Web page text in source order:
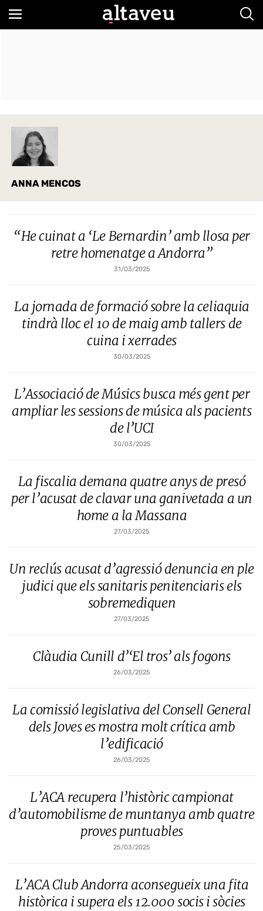
ANNA MENCOS
“He cuinat a ‘Le Bernardin’ amb llosa per
retre homenatge a Andorra”
31/03/2025
La jornada de formació sobre la celiaquia
tindrà lloc el 10 de maig amb tallers de
cuina i xerrades
30/03/2025
L’Associació de Músics busca més gent per
ampliar les sessions de música als pacients
de l’UCI
30/03/2025
La fiscalia demana quatre anys de presó
per l’acusat de clavar una ganivetada a un
home a la Massana
27/03/2025
Un reclús acusat d’agressió denuncia en ple
judici que els sanitaris penitenciaris els
sobremediquen
27/03/2025
Clàudia Cunill d’‘El tros’ als fogons
26/03/2025
La comissió legislativa del Consell General
dels Joves es mostra molt crítica amb
l’edificació
26/03/2025
L’ACA recupera l’històric campionat
d’automobilisme de muntanya amb quatre
proves puntuables
25/03/2025
L’ACA Club Andorra aconsegueix una fita
històrica i supera els 12.000 socis i sòcies